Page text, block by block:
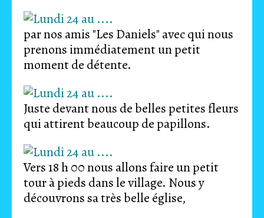
par nos amis "Les Daniels" avec qui nous
prenons immédiatement un petit
moment de détente.
Juste devant nous de belles petites fleurs
qui attirent beaucoup de papillons.
Vers 18 h 00 nous allons faire un petit
tour à pieds dans le village. Nous y
découvrons sa très belle église,